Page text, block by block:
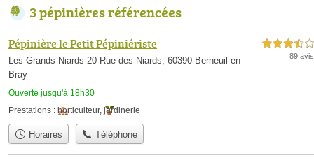
3 pépinières référencées
Pépinière le Petit Pépiniériste
Les Grands Niards 20 Rue des Niards, 60390 Berneuil-en-
Bray
Ouverte jusqu'à 18h30
3,5 étoiles sur 5
89 avis
Prestations : horticulteur, jardinerie
Horaires Téléphone